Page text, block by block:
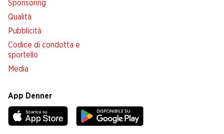
Sponsoring
Qualità
Pubblicità
Codice di condotta e
sportello
Media
App Denner